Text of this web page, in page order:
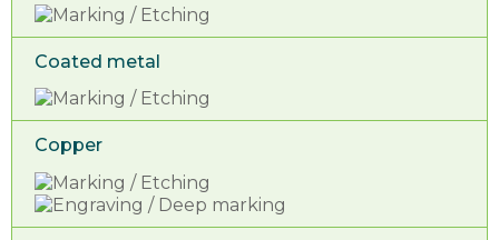
Coated metal
Copper